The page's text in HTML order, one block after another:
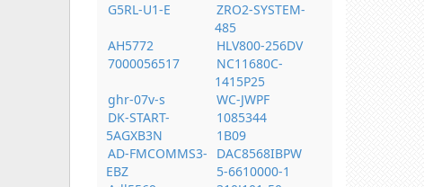
G5RL-U1-E
ZRO2-SYSTEM-
485
AH5772
HLV800-256DV
7000056517
NC11680C-
1415P25
ghr-07v-s
WC-JWPF
DK-START-
5AGXB3N
1085344
1B09
AD-FMCOMMS3-
EBZ
DAC8568IBPW
5-6610000-1